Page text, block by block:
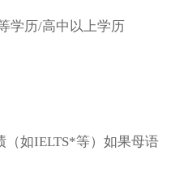
学历/高中以上学历
如IELTS*等）如果母语